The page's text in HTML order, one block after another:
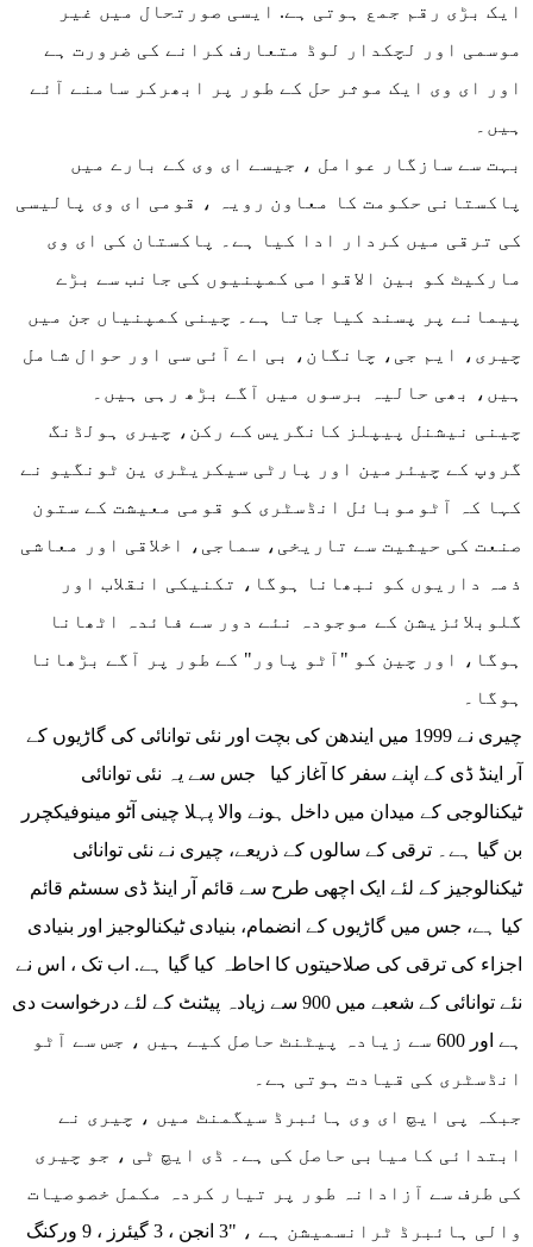
ایک بڑی رقم جمع ہوتی ہے. ایسی صورتحال میں غیر
موسمی اور لچکدار لوڈ متعارف کرانے کی ضرورت ہے
اور ای وی ایک موثر حل کے طور پر ابھرکر سامنے آئے
ہیں۔
بہت سے سازگار عوامل ، جیسے ای وی کے بارے میں
پاکستانی حکومت کا معاون رویہ ، قومی ای وی پالیسی
کی ترقی میں کردار ادا کیا ہے۔ پاکستان کی ای وی
مارکیٹ کو بین الاقوامی کمپنیوں کی جانب سے بڑے
پیمانے پر پسند کیا جاتا ہے۔ چینی کمپنیاں جن میں
چیری، ایم جی، چانگان، بی اے آئی سی اور حوال شامل
ہیں، بھی حالیہ برسوں میں آگے بڑھ رہی ہیں۔
چینی نیشنل پیپلز کانگریس کے رکن، چیری ہولڈنگ
گروپ کے چیئرمین اور پارٹی سیکریٹری ین ٹونگیو نے
کہا کہ آٹوموبائل انڈسٹری کو قومی معیشت کے ستون
صنعت کی حیثیت سے تاریخی، سماجی، اخلاقی اور معاشی
ذمہ داریوں کو نبھانا ہوگا، تکنیکی انقلاب اور
گلوبلائزیشن کے موجودہ نئے دور سے فائدہ اٹھانا
ہوگا، اور چین کو "آٹو پاور" کے طور پر آگے بڑھانا
ہوگا۔
چیری نے 1999 میں ایندھن کی بچت اور نئی توانائی کی گاڑیوں کے
آر اینڈ ڈی کے اپنے سفر کا آغاز کیا جس سے یہ نئی توانائی
ٹیکنالوجی کے میدان میں داخل ہونے والا پہلا چینی آٹو مینوفیکچرر
بن گیا ہے۔ ترقی کے سالوں کے ذریعے، چیری نے نئی توانائی
ٹیکنالوجیز کے لئے ایک اچھی طرح سے قائم آر اینڈ ڈی سسٹم قائم
کیا ہے، جس میں گاڑیوں کے انضمام، بنیادی ٹیکنالوجیز اور بنیادی
اجزاء کی ترقی کی صلاحیتوں کا احاطہ کیا گیا ہے. اب تک ، اس نے
نئے توانائی کے شعبے میں 900 سے زیادہ پیٹنٹ کے لئے درخواست دی
ہے اور 600 سے زیادہ پیٹنٹ حاصل کیے ہیں ، جس سے آٹو
انڈسٹری کی قیادت ہوتی ہے۔
جبکہ پی ایچ ای وی ہائبرڈ سیگمنٹ میں ، چیری نے
ابتدائی کامیابی حاصل کی ہے۔ ڈی ایچ ٹی ، جو چیری
کی طرف سے آزادانہ طور پر تیار کردہ مکمل خصوصیات
والی ہائبرڈ ٹرانسمیشن ہے ، "3 انجن ، 3 گیئرز ، 9 ورکنگ